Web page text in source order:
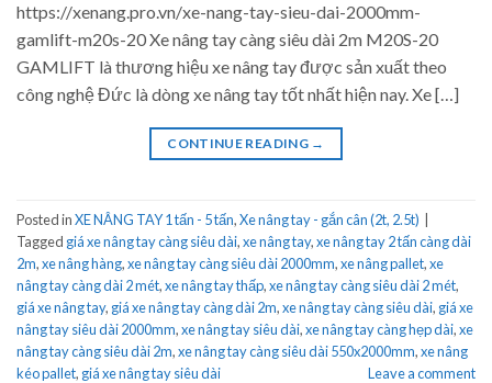
https://xenang.pro.vn/xe-nang-tay-sieu-dai-2000mm-
gamlift-m20s-20 Xe nâng tay càng siêu dài 2m M20S-20
GAMLIFT là thương hiệu xe nâng tay được sản xuất theo
công nghệ Đức là dòng xe nâng tay tốt nhất hiện nay. Xe […]
CONTINUE READING →
Posted inXE NÂNG TAY 1 tấn - 5 tấn,Xe nâng tay - gắn cân (2t, 2.5t)
Tagged giá xe nâng tay càng siêu dài,xe nâng tay,xe nâng tay 2 tấn càng dài
2m,xe nâng hàng,xe nâng tay càng siêu dài 2000mm,xe nâng pallet,xe
nâng tay càng dài 2 mét,xe nâng tay thấp,xe nâng tay càng siêu dài 2 mét,
giá xe nâng tay, giá xe nâng tay càng dài 2m,xe nâng tay càng siêu dài, giá xe
nâng tay siêu dài 2000mm,xe nâng tay siêu dài,xe nâng tay càng hẹp dài,xe
nâng tay càng siêu dài 2m,xe nâng tay càng siêu dài 550x2000mm,xe nâng
kéo pallet, giá xe nâng tay siêu dài Leave a comment